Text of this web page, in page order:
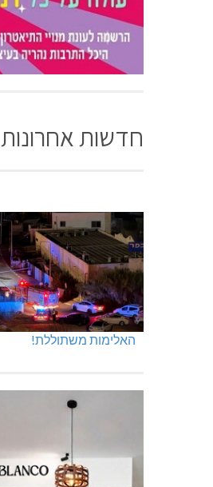
חדשות אחרונות
האלימות משתוללת!